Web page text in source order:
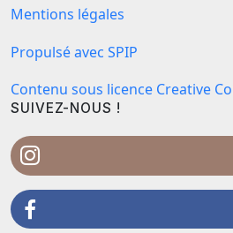
Mentions légales
Propulsé avec SPIP
Contenu sous licence Creative
SUIVEZ-NOUS !